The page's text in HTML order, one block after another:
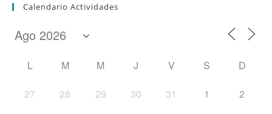
Calendario Actividades
L M M J V S D
27 28 29 30 31 1 2